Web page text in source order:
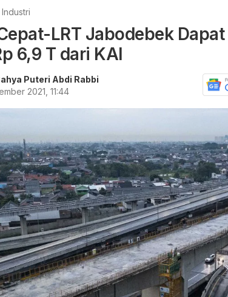
Industri
LRT Jabodebek
6,9 T dari KAI
Puteri Abdi Rabbi
2021, 11:44